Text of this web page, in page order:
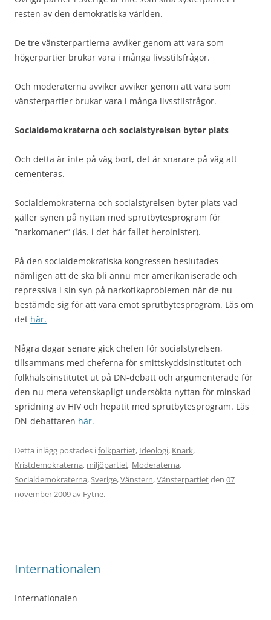
resten av den demokratiska världen.
De tre vänsterpartierna avviker genom att vara som
högerpartier brukar vara i många livsstilsfrågor.
Och moderaterna avviker avviker genom att vara som
vänsterpartier brukar vara i många livsstilsfrågor.
Socialdemokraterna och socialstyrelsen byter plats
Och detta är inte på väg bort, det är snarare på väg att
cementeras.
Socialdemokraterna och socialstyrelsen byter plats vad
gäller synen på nyttan med sprutbytesprogram för
”narkomaner” (läs. i det här fallet heroinister).
På den socialdemokratiska kongressen beslutades
nämligen att de ska bli ännu mer amerikaniserade och
repressiva i sin syn på narkotikaproblemen när de nu
bestämde sig för att vara emot sprutbytesprogram. Läs om
det här.
Några dagar senare gick chefen för socialstyrelsen,
tillsammans med cheferna för smittskyddsinstitutet och
folkhälsoinstitutet ut på DN-debatt och argumenterade för
den nu mera vetenskapligt undersökta nyttan för minskad
spridning av HIV och hepatit med sprutbytesprogram. Läs
DN-debattaren här.
Detta inlägg postades ifolkpartiet, Ideologi, Knark,
Kristdemokraterna, miljöpartiet, Moderaterna,
Socialdemokraterna,Sverige,Vänstern,Vänsterpartietden 07
november 2009av Fytne.
Internationalen
Internationalen